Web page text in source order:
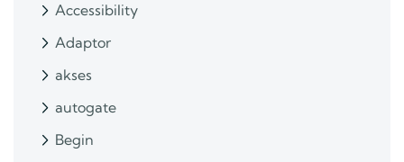
Accessibility
Adaptor
akses
autogate
Begin